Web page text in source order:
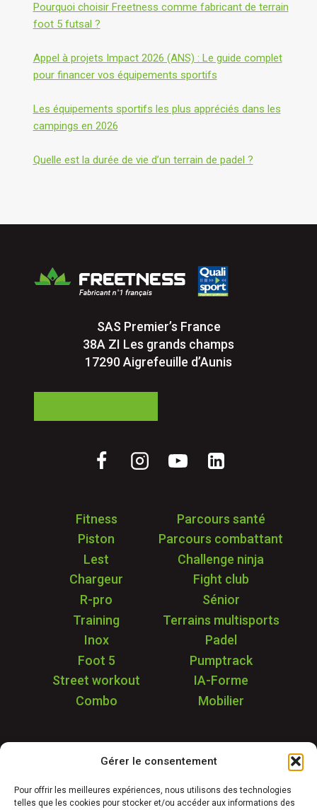
Gérer le consentement
Pour offrir les meilleures expériences, nous utilisons des technologies
telles que les cookies pour stocker et/ou accéder aux informations des
Pourquoi choisir Freetness comme fabricant de terrain
foot 5 futsal ?
Appel à projets Impact 2026 (ANS) : Le guide complet
pour financer vos équipements sportifs
Les équipements sportifs les plus appréciés dans les
campings en 2026
Quelle est la durée de vie d’un terrain de padel ?
SAS Premier’s France
38A ZI Les grands champs
17290 Aigrefeuille d’Aunis
Fitness
Parcours santé
Piston
Parcours combattant
Lest
Challenge ninja
Chargeur
Fight club
R-pro
Sénior
Training
Terrains multisports
Inox
Padel
Foot 5
Pumptrack
Street workout
IA-Forme
Combo
Mobilier
Garantie & SAV
Déstockage